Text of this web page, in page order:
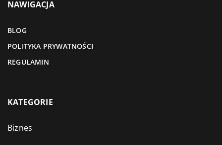
NAWIGACJA
BLOG
POLITYKA PRYWATNOŚCI
REGULAMIN
KATEGORIE
Biznes